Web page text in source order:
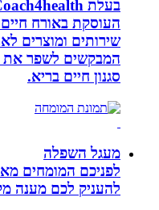
העוסקת באורח חיים
שירותים ומוצרים
המבקשים לשפר את
סגנון חיים בריא.
מעגל השפלה
לפניכם המומחים מאזור
להעניק לכם מענה